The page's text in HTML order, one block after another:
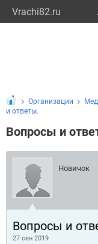
Vrachi82.ru
Организации
и ответы.
Вопросы и
Новичок
Вопросы и
27 сен 2019